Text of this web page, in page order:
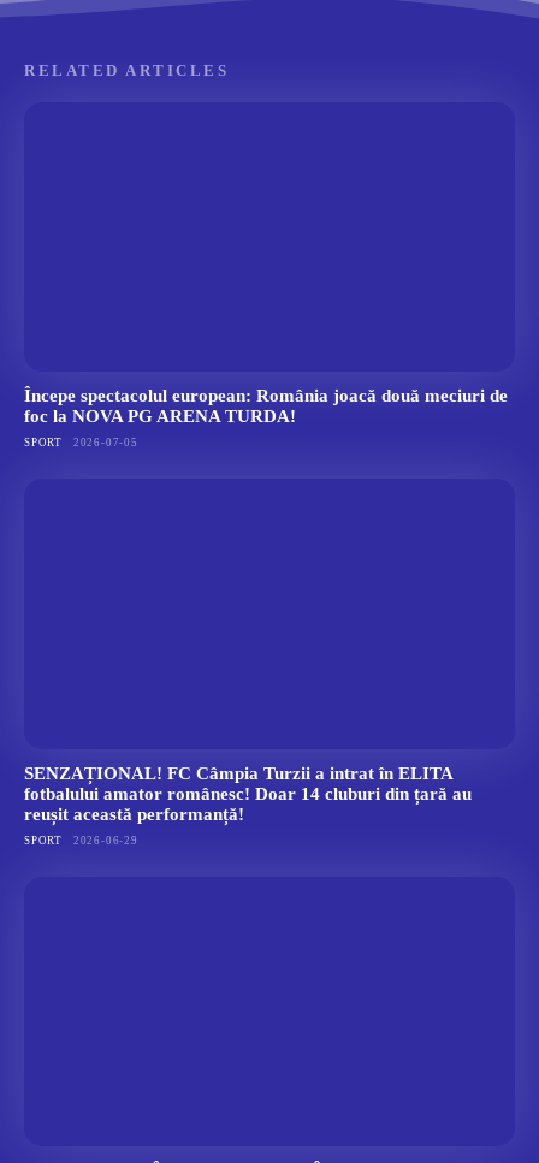
RELATED ARTICLES
Începe spectacolul european: România joacă două meciuri de
foc la NOVA PG ARENA TURDA!
SPORT 2026-07-05
SENZAȚIONAL! FC Câmpia Turzii a intrat în ELITA
fotbalului amator românesc! Doar 14 cluburi din țară au
reușit această performanță!
SPORT 2026-06-29